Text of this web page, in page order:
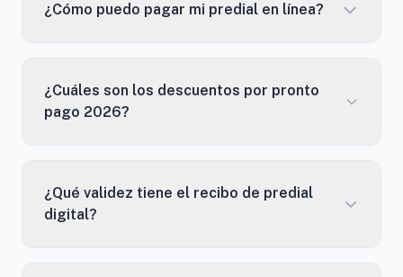
¿Cómo puedo pagar mi predial en línea?
¿Cuáles son los descuentos por pronto
pago 2026?
¿Qué validez tiene el recibo de predial
digital?